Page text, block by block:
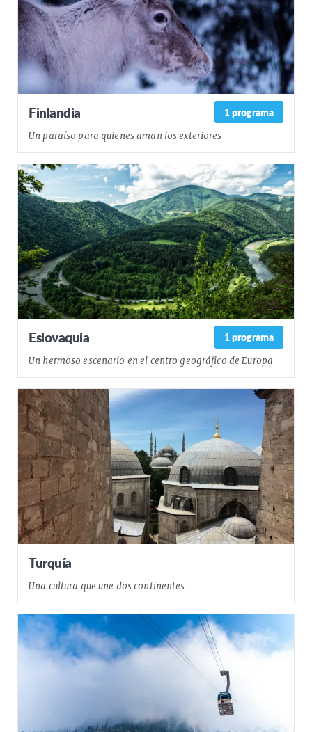
1 programa
Finlandia
Un paraíso para quienes aman los exteriores
1 programa
Eslovaquia
Un hermoso escenario en el centro geográfico de Europa
Turquía
Una cultura que une dos continentes